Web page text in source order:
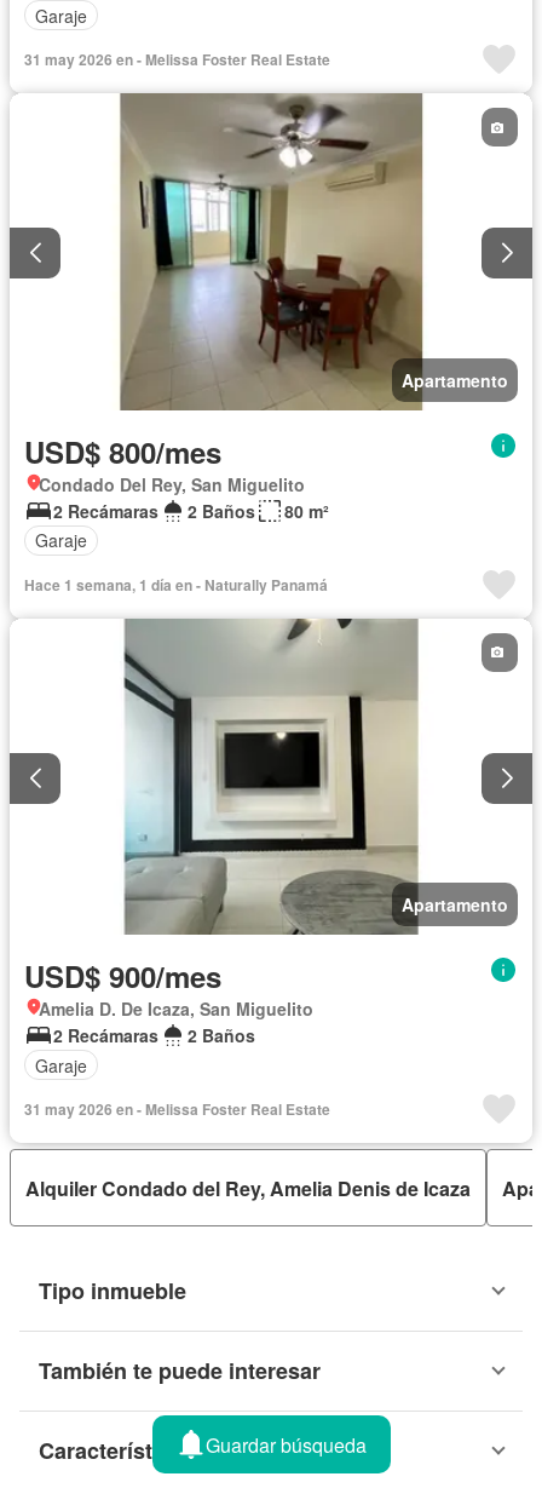
Garaje
31 may 2026 en - Melissa Foster Real Estate
Apartamento
USD$ 800/mes
Condado Del Rey, San Miguelito
2 Recámaras
2 Baños
80 m²
Garaje
Hace 1 semana, 1 día en - Naturally Panamá
Apartamento
USD$ 900/mes
Amelia D. De Icaza, San Miguelito
2 Recámaras
2 Baños
Garaje
31 may 2026 en - Melissa Foster Real Estate
Alquiler Condado del Rey, Amelia Denis de Icaza
Tipo inmueble
También te puede interesar
Características Guardar búsqueda